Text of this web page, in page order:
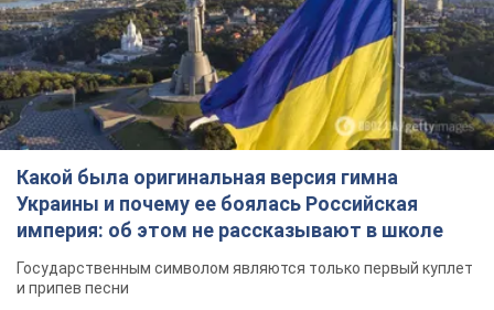
Какой была оригинальная версия гимна
Украины и почему ее боялась Российская
империя: об этом не рассказывают в школе
Государственным символом являются только первый куплет
и припев песни